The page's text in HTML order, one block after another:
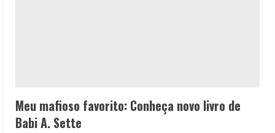
Meu mafioso favorito: Conheça novo livro de
Babi A. Sette